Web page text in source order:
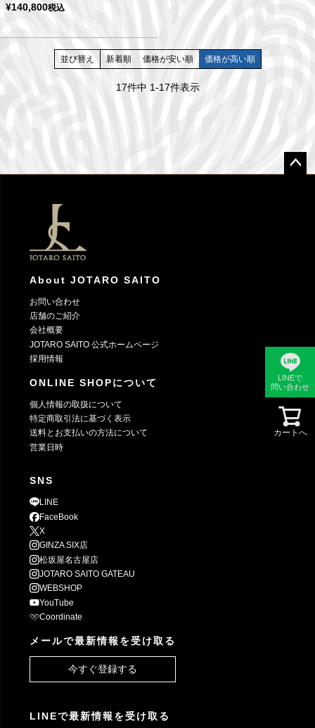
¥140,800税込
並び替え 新着順 価格が安い順 価格が高い順
17件中 1-17件表示
LINEで
問い合わせ
カートへ
About JOTARO SAITO
お問い合わせ
店舗のご紹介
会社概要
JOTARO SAITO 公式ホームページ
採用情報
ONLINE SHOPについて
個人情報の取扱について
特定商取引法に基づく表示
送料とお支払いの方法について
営業日時
SNS
LINE
FaceBook
X
GINZA SIX店
松坂屋名古屋店
JOTARO SAITO GATEAU
WEBSHOP
YouTube
Coordinate
メールで最新情報を受け取る
今すぐ登録する
LINEで最新情報を受け取る